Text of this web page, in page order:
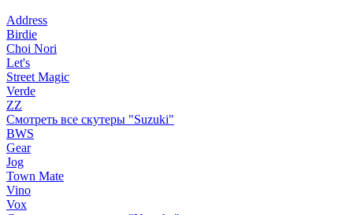
Address
Birdie
Choi Nori
Let's
Street Magic
Verde
ZZ
Смотреть все скутеры "Suzuki"
BWS
Gear
Jog
Town Mate
Vino
Vox